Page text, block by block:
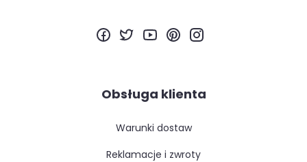
Obsługa klienta
warunki dostaw
reklamacje i zwroty